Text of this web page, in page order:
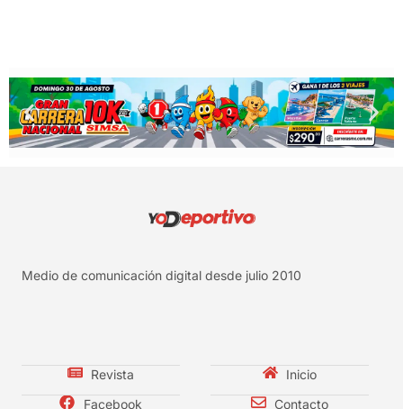
Medio de comunicación digital desde julio 2010
Revista
Facebook
Inicio
Contacto